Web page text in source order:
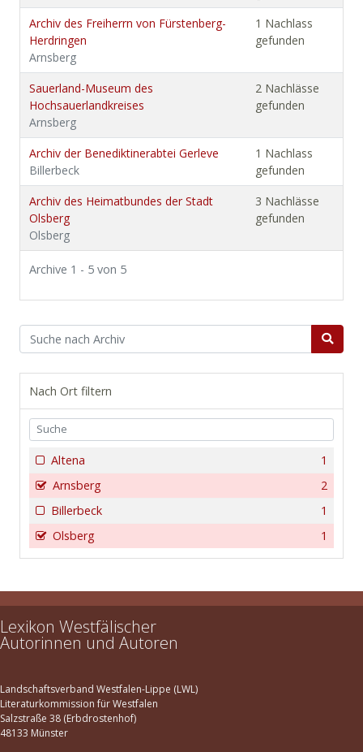
Archiv des Freiherrn von Fürstenberg-
Herdringen
Arnsberg
1 Nachlass
gefunden
Sauerland-Museum des
Hochsauerlandkreises
Arnsberg
2 Nachlässe
gefunden
Archiv der Benediktinerabtei Gerleve
Billerbeck
1 Nachlass
gefunden
Archiv des Heimatbundes der Stadt
Olsberg
Olsberg
3 Nachlässe
gefunden
Archive 1 - 5 von 5
Nach Ort filtern
1
Altena
2
Arnsberg
1
Billerbeck
1
Olsberg
Lexikon Westfälischer
Autorinnen und Autoren
Landschaftsverband Westfalen-Lippe (LWL)
Literaturkommission für Westfalen
Salzstraße 38 (Erbdrostenhof)
48133 Münster